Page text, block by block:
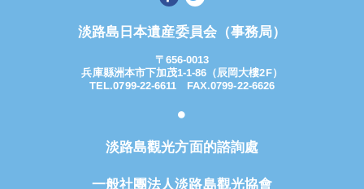
淡路島日本遺産委員会（事務局）
〒656-0013
兵庫縣洲本市下加茂1-1-86（辰岡大樓2F）
TEL.0799-22-6611 FAX.0799-22-6626
淡路島觀光方面的諮詢處
一般社團法人淡路島觀光協會